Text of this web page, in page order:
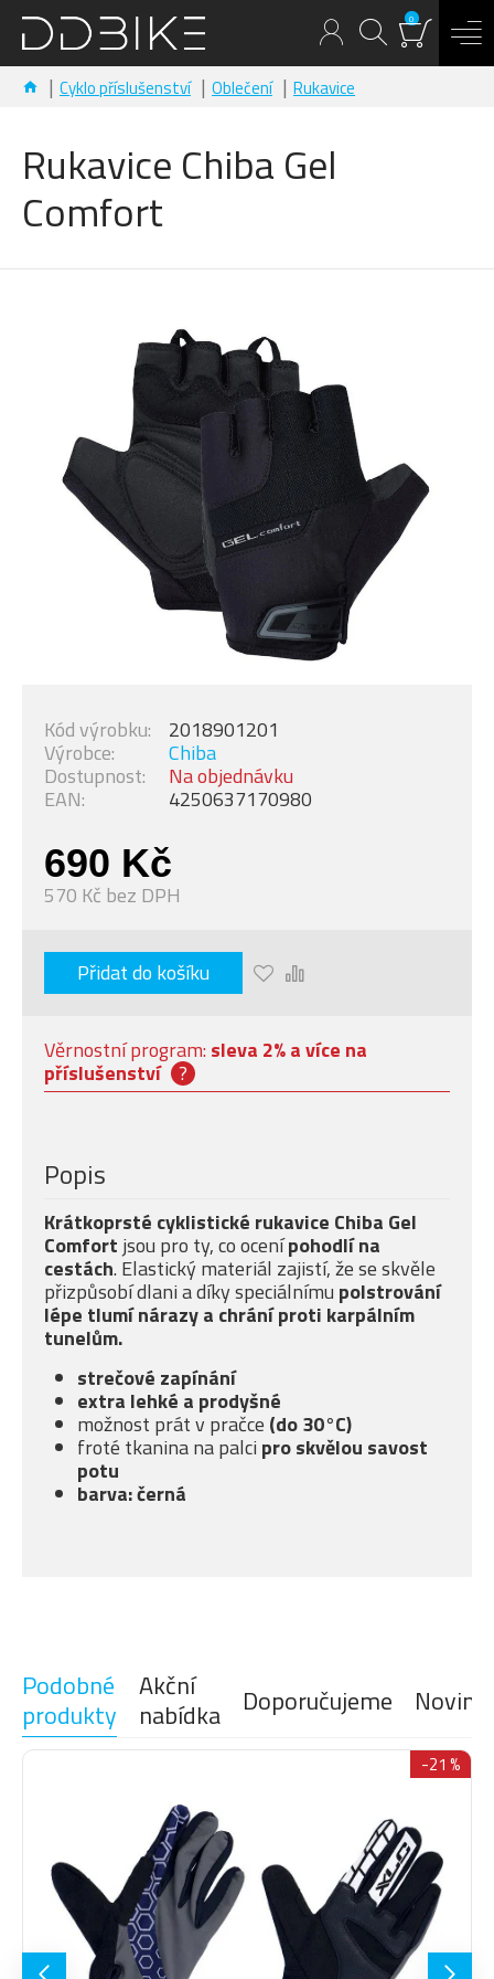
0
Cyklo příslušenství Oblečení Rukavice
Rukavice Chiba Gel
Comfort
690 Kč
570 Kč bez DPH
Dostupnost: Na objednávku
Výrobce: Chiba
Kód výrobku: 2018901201
EAN: 4250637170980
Přidat do košíku
Věrnostní program: sleva 2% a více na
příslušenství ?
Popis
Krátkoprsté cyklistické rukavice Chiba Gel
Comfort jsou pro ty, co ocenípohodlí na
cestách. Elastický materiál zajistí, že se skvěle
přizpůsobí dlani a díky speciálnímu polstrování
lépe tlumí nárazy a chrání proti karpálním
tunelům.
strečové zapínání
extra lehké a prodyšné
možnost prát v pračce (do 30°C)
froté tkanina na palci pro skvělou savost
potu
barva: černá
Podobné
produkty
Akční
nabídka Doporučujeme
-21 %